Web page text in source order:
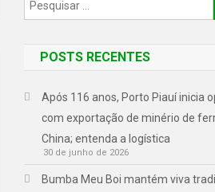
POSTS RECENTES
Após 116 anos, Porto Piauí inicia
com exportação de minério de
China; entenda a logística
30 de junho de 2026
Bumba Meu Boi mantém viva